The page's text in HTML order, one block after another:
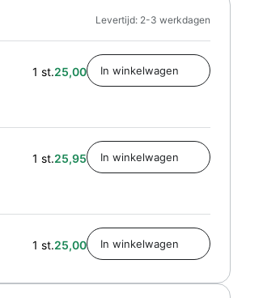
1 st.25,00
1 st.25,95
1 st.25,00
Levertijd: 2-3 werkdagen